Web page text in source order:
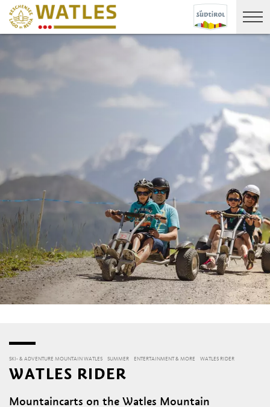
SKI- & ADVENTURE MOUNTAIN WATLES SUMMER ENTERTAINMENT & MORE WATLES RIDER
WATLES RIDER
Mountaincarts on the Watles Mountain